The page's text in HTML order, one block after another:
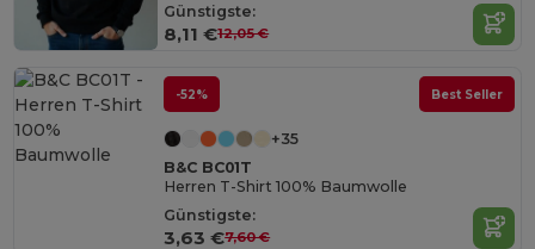
Günstigste:
8,11 €12,05 €
-52% Best Seller
+35
B&C BC01T
Herren T-Shirt 100% Baumwolle
Günstigste:
3,63 €7,60 €